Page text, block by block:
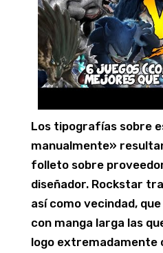
Los tipografías sobre
manualmente»
folleto sobre
diseñador. Rockstar
así­ como vecindad,
con manga larga las
logo extremadamente